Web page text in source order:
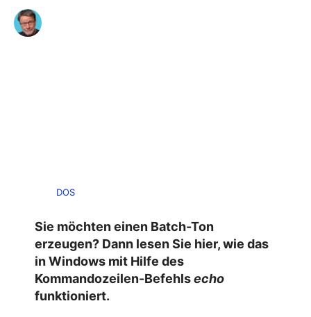
DOS
Sie möchten einen Batch-Ton
erzeugen? Dann lesen Sie hier, wie das
in Windows mit Hilfe des
Kommandozeilen-Befehlsecho
funktioniert.